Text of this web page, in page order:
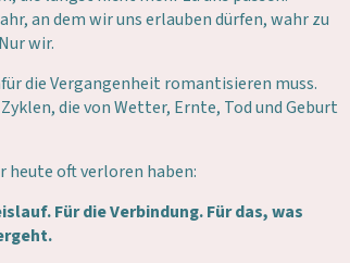
an dem wir uns erlauben dürfen, wahr zu
wir.
die Vergangenheit romantisieren muss.
die von Wetter, Ernte, Tod und Geburt
heute oft verloren haben:
Für die Verbindung. Für das, was